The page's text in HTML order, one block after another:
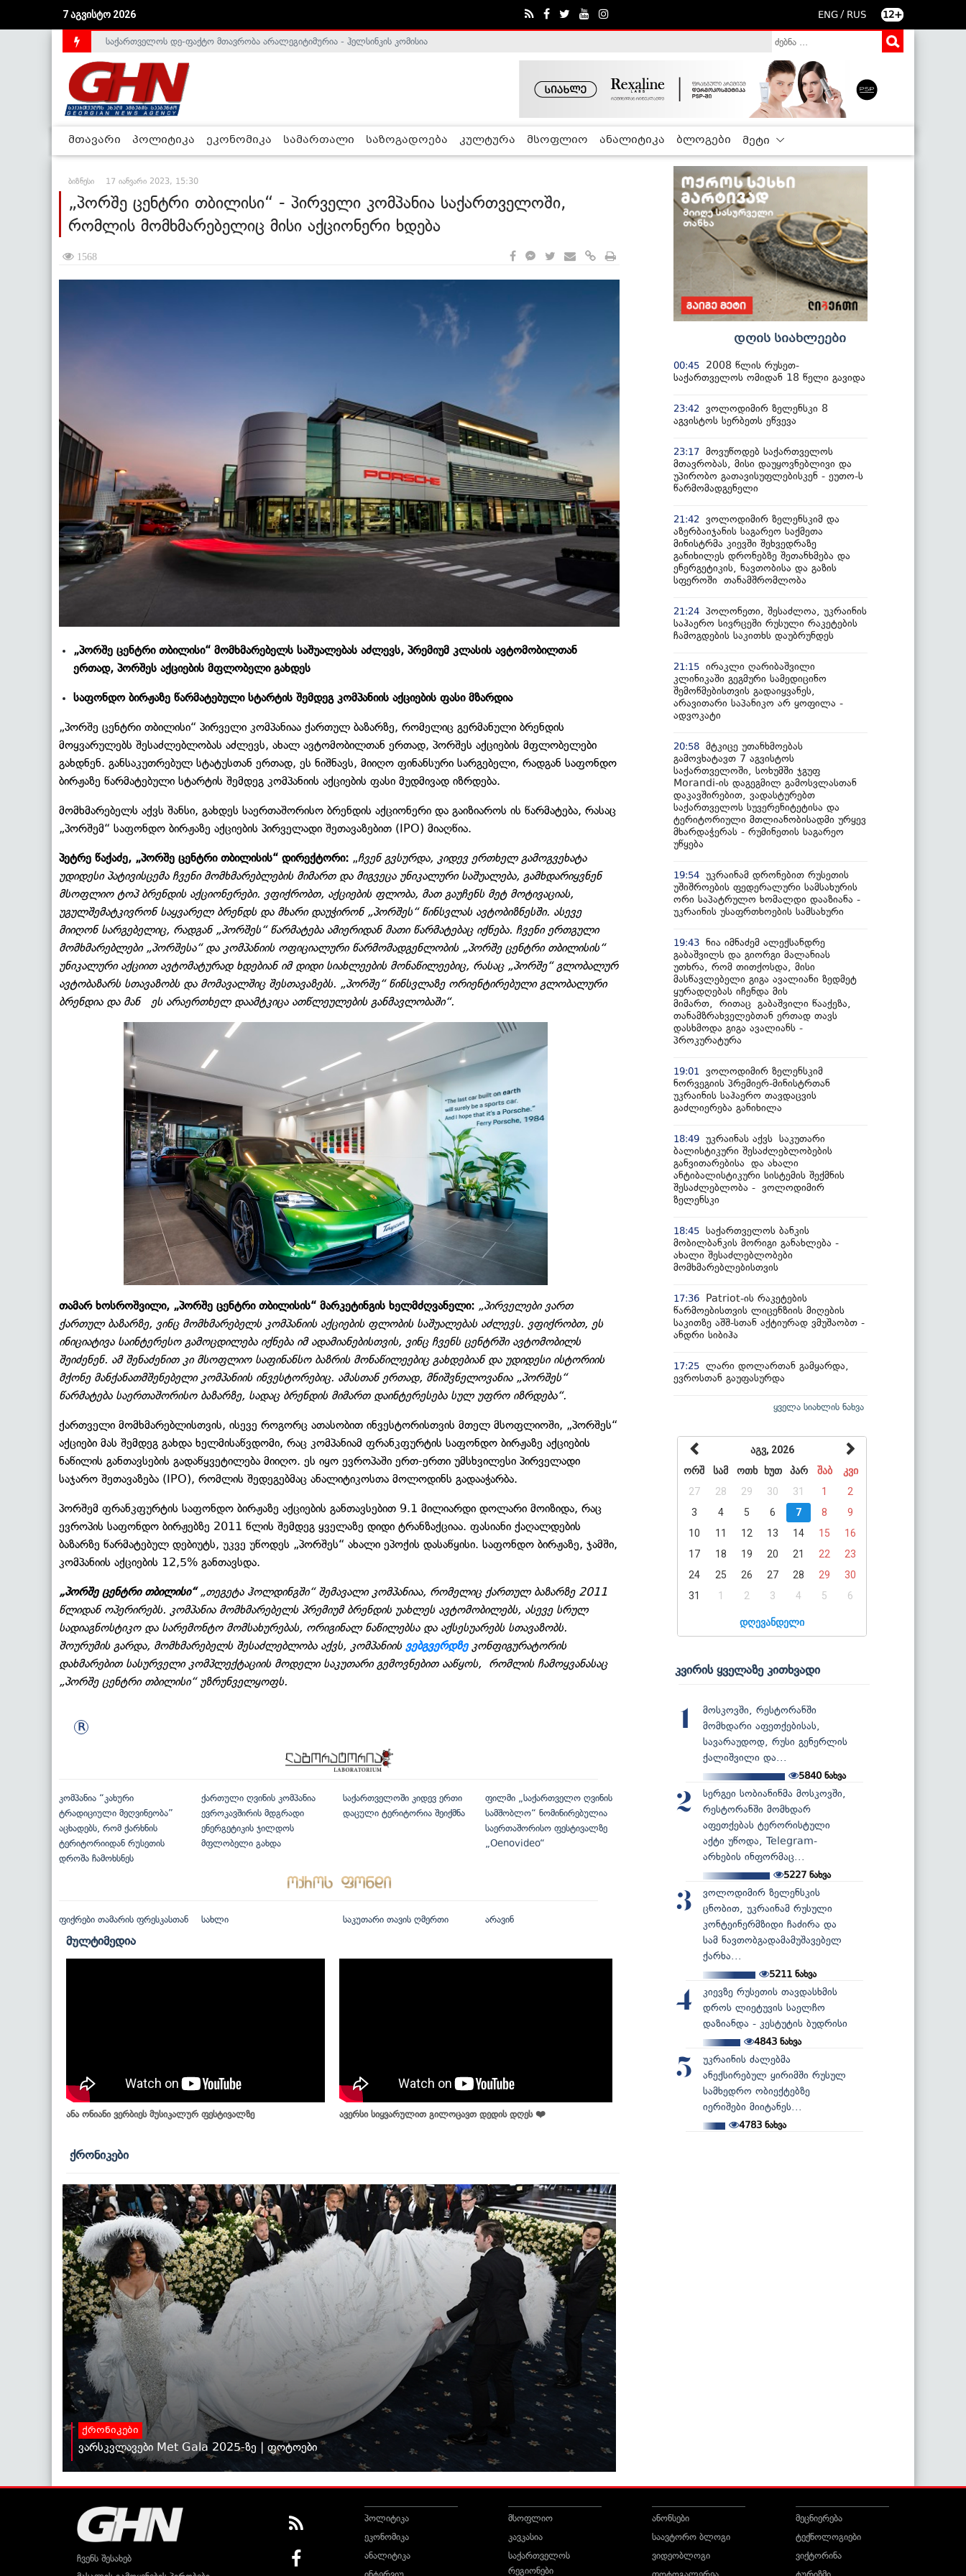
7 აგვისტო 2026 ENG / RUS 12+
ლიეტუვაში საქართველოს ელჩი, სალომე შაფაქიძე გადადგა
საქართველოს დე-ფაქტო მთავრობა არალეგიტიმურია - ჰელსინკის კომისია
მთავარი პოლიტიკა ეკონომიკა სამართალი საზოგადოება კულტურა მსოფლიო ანალიტიკა ბლოგები მეტი
ბიზნესი 17 იანვარი 2023, 15:30
„პორშე ცენტრი თბილისი“ - პირველი კომპანია საქართველოში,
რომლის მომხმარებელიც მისი აქციონერი ხდება
1568
„პორშე ცენტრი თბილისი“ მომხმარებელს საშუალებას აძლევს, პრემიუმ კლასის ავტომობილთან
ერთად, პორშეს აქციების მფლობელი გახდეს
საფონდო ბირჟაზე წარმატებული სტარტის შემდეგ კომპანიის აქციების ფასი მზარდია
„პორშე ცენტრი თბილისი“ პირველი კომპანიაა ქართულ ბაზარზე, რომელიც გერმანული ბრენდის
მოყვარულებს შესაძლებლობას აძლევს, ახალ ავტომობილთან ერთად, პორშეს აქციების მფლობელები
გახდნენ. განსაკუთრებულ სტატუსთან ერთად, ეს ნიშნავს, მიიღო ფინანსური სარგებელი, რადგან საფონდო
ბირჟაზე წარმატებული სტარტის შემდეგ კომპანიის აქციების ფასი მუდმივად იზრდება.
მომხმარებელს აქვს შანსი, გახდეს საერთაშორისო ბრენდის აქციონერი და გაიზიაროს ის წარმატება, რასაც
„პორშემ“ საფონდო ბირჟაზე აქციების პირველადი შეთავაზებით (IPO) მიაღწია.
პეტრე წაქაძე, „პორშე ცენტრი თბილისის“ დირექტორი: „ჩვენ გვსურდა, კიდევ ერთხელ გამოგვეხატა
უდიდესი პატივისცემა ჩვენი მომხმარებლების მიმართ და მიგვეცა უნიკალური საშუალება, გამხდარიყვნენ
მსოფლიო ტოპ ბრენდის აქციონერები. ვფიქრობთ, აქციების ფლობა, მათ გაუჩენს მეტ მოტივაციას,
უგულშემატკივრონ საყვარელ ბრენდს და მხარი დაუჭირონ „პორშეს“ წინსვლას ავტობიზნესში. ასევე
მიიღონ სარგებელიც, რადგან „პორშეს“ წარმატება ამიერიდან მათი წარმატებაც იქნება. ჩვენი ერთგული
მომხმარებლები „პორშესა“ და კომპანიის ოფიციალური წარმომადგენლობის „პორშე ცენტრი თბილისის“
უნიკალური აქციით ავტომატურად ხდებიან იმ დიდი სიახლეების მონაწილეებიც, რასაც „პორშე“ გლობალურ
ავტობაზარს სთავაზობს და მომავალშიც შესთავაზებს. „პორშე“ წინსვლაზე ორიენტირებული გლობალური
ბრენდია და მან ეს არაერთხელ დაამტკიცა ათწლეულების განმავლობაში“.
თამარ ხოსროშვილი, „პორშე ცენტრი თბილისის“ მარკეტინგის ხელმძღვანელი: „პირველები ვართ
ქართულ ბაზარზე, ვინც მომხმარებელს კომპანიის აქციების ფლობის საშუალებას აძლევს. ვფიქრობთ, ეს
ინიციატივა საინტერესო გამოცდილება იქნება იმ ადამიანებისთვის, ვინც ჩვენს ცენტრში ავტომობილს
შეიძენენ. ამ შენაძენით კი მსოფლიო საფინანსო ბაზრის მონაწილეებიც გახდებიან და უდიდესი ისტორიის
მქონე მანქანათმშენებელი კომპანიის ინვესტორებიც. ამასთან ერთად, მნიშვნელოვანია „პორშეს“
წარმატება საერთაშორისო ბაზარზე, სადაც ბრენდის მიმართ დაინტერესება სულ უფრო იზრდება“.
ქართველი მომხმარებლისთვის, ისევე როგორც ათასობით ინვესტორისთვის მთელ მსოფლიოში, „პორშეს“
აქციები მას შემდეგ გახდა ხელმისაწვდომი, რაც კომპანიამ ფრანკფურტის საფონდო ბირჟაზე აქციების
ნაწილის განთავსების გადაწყვეტილება მიიღო. ეს იყო ევროპაში ერთ-ერთი უმსხვილესი პირველადი
საჯარო შეთავაზება (IPO), რომლის შედეგებმაც ანალიტიკოსთა მოლოდინს გადააჭარბა.
პორშემ ფრანკფურტის საფონდო ბირჟაზე აქციების განთავსებით 9.1 მილიარდი დოლარი მოიზიდა, რაც
ევროპის საფონდო ბირჟებზე 2011 წლის შემდეგ ყველაზე დიდი ტრანზაქციაა. ფასიანი ქაღალდების
ბაზარზე წარმატებულ დებიუტს, უკვე უწოდეს „პორშეს“ ახალი ეპოქის დასაწყისი. საფონდო ბირჟაზე, ჯამში,
კომპანიის აქციების 12,5% განთავსდა.
„პორშე ცენტრი თბილისი“ „თეგეტა ჰოლდინგში“ შემავალი კომპანიაა, რომელიც ქართულ ბაზარზე 2011
წლიდან ოპერირებს. კომპანია მომხმარებელს პრემიუმ ბრენდის უახლეს ავტომობილებს, ასევე სრულ
სადიაგნოსტიკო და სარემონტო მომსახურებას, ორიგინალ ნაწილებსა და აქსესუარებს სთავაზობს.
შოურუმის გარდა, მომხმარებელს შესაძლებლობა აქვს, კომპანიის ვებგვერდზეკონფიგურატორის
დახმარებით სასურველი კომპლექტაციის მოდელი საკუთარი გემოვნებით ააწყოს, რომლის ჩამოყვანასაც
„პორშე ცენტრი თბილისი“ უზრუნველყოფს.
კომპანია “კახური
ტრადიციული მეღვინეობა”
აცხადებს, რომ ქარხნის
ტერიტორიიდან რუსეთის
დროშა ჩამოხსნეს
ქართული ღვინის კომპანია
ევროკავშირის მდგრადი
ენერგეტიკის ჯილდოს
მფლობელი გახდა
საქართველოში კიდევ ერთი
დაცული ტერიტორია შეიქმნა
ფილმი „საქართველო ღვინის
სამშობლო“ ნომინირებულია
საერთაშორისო ფესტივალზე
„Oenovideo“
ფიქრები თამარის ფრესკასთან სახლი საკუთარი თავის ღმერთი არავინ
მულტიმედია
ანა ონიანი ვერბიეს მუსიკალურ ფესტივალზე ავერსი სიყვარულით გილოცავთ დედის დღეს ❤️
ქრონიკები
ქრონიკები
ვარსკვლავები Met Gala 2025-ზე | ფოტოები
დღის სიახლეები
00:45
2008 წლის რუსეთ-
საქართველოს ომიდან 18 წელი გავიდა
23:42
ვოლოდიმირ ზელენსკი 8
აგვისტოს სერბეთს ეწვევა
23:17 მოვუწოდებ საქართველოს
მთავრობას, მისი დაუყოვნებლივი და
უპირობო გათავისუფლებისკენ - ეუთო-ს
წარმომადგენელი
21:42
ვოლოდიმირ ზელენსკიმ და
აზერბაიჯანის საგარეო საქმეთა
მინისტრმა კიევში შეხვედრაზე
განიხილეს დრონებზე შეთანხმება და
ენერგეტიკის, ნავთობისა და გაზის
სფეროში თანამშრომლობა
21:24 პოლონეთი, შესაძლოა, უკრაინის
საჰაერო სივრცეში რუსული რაკეტების
ჩამოგდების საკითხს დაუბრუნდეს
21:15 ირაკლი ღარიბაშვილი
კლინიკაში გეგმური სამედიცინო
შემოწმებისთვის გადაიყვანეს,
არავითარი საპანიკო არ ყოფილა -
ადვოკატი
20:58 მტკიცე უთანხმოებას
გამოვხატავთ 7 აგვისტოს
საქართველოში, სოხუმში ჯგუფ
Morandi-ის დაგეგმილ გამოსვლასთან
დაკავშირებით, ვადასტურებთ
საქართველოს სუვერენიტეტისა და
ტერიტორიული მთლიანობისადმი ურყევ
მხარდაჭერას - რუმინეთის საგარეო
უწყება
19:54 უკრაინამ დრონებით რუსეთის
უშიშროების ფედერალური სამსახურის
ორი საპატრულო ხომალდი დააზიანა -
უკრაინის უსაფრთხოების სამსახური
19:43 ნია იმნაძემ ალექსანდრე
გაბაშვილს და გიორგი მალანიას
უთხრა, რომ თითქოსდა, მისი
მასწავლებელი გიგა ავალიანი ზედმეტ
ყურადღებას იჩენდა მის
მიმართ, რითაც გაბაშვილი წააქეზა,
თანამზრახველებთან ერთად თავს
დასხმოდა გიგა ავალიანს -
პროკურატურა
19:01
ვოლოდიმირ ზელენსკიმ
ნორვეგიის პრემიერ-მინისტრთან
უკრაინის საჰაერო თავდაცვის
გაძლიერება განიხილა
18:49 უკრაინას აქვს საკუთარი
ბალისტიკური შესაძლებლობების
განვითარებისა და ახალი
ანტიბალისტიკური სისტემის შექმნის
შესაძლებლობა - ვოლოდიმირ
ზელენსკი
18:45 საქართველოს ბანკის
მობილბანკის მორიგი განახლება -
ახალი შესაძლებლობები
მომხმარებლებისთვის
17:36
Patriot-ის რაკეტების
წარმოებისთვის ლიცენზიის მიღების
საკითზე აშშ-სთან აქტიურად ვმუშაობთ -
ანდრი სიბიჰა
17:25 ლარი დოლართან გამყარდა,
ევროსთან გაუფასურდა
ყველა სიახლის ნახვა
აგვ, 2026
ორშ
სამ ოთხ ხუთ პარ შაბ
კვი
27
28 29 30 31 1
2
3
4 5 6 7 8
9
10
11 12 13 14 15
16
17
18 19 20 21 22
23
24
25 26 27 28 29
30
31
1 2 3 4 5 6
დღევანდელი
კვირის ყველაზე კითხვადი
1
მოსკოვში, რესტორანში
მომხდარი აფეთქებისას,
სავარაუდოდ, რუსი გენერლის
ქალიშვილი და...
5840ნახვა
2
სერგეი სობიანინმა მოსკოვში,
რესტორანში მომხდარ
აფეთქებას ტერორისტული
აქტი უწოდა, Telegram-
არხების ინფორმაც...
5227 ნახვა
3
ვოლოდიმირ ზელენსკის
ცნობით, უკრაინამ რუსული
კონტეინერმზიდი ჩაძირა და
სამ ნავთობგადამამუშავებელ
ქარხა...
5211ნახვა
4
კიევზე რუსეთის თავდასხმის
დროს ლიეტუვის საელჩო
დაზიანდა - კესტუტის ბუდრისი
4843ნახვა
5
უკრაინის ძალებმა
ანექსირებულ ყირიმში რუსულ
სამხედრო ობიექტებზე
იერიშები მიიტანეს...
4783 ნახვა
ჩვენს შესახებ
პოლიტიკა
ეკონომიკა
ანალიტიკა
მსოფლიო
კავკასია
საქართველოს
რეგიონები
ანონსები
საავტორო ბლოგი
ვიდეობლოგი
მეცნიერება
ტექნოლოგიები
ვიქტორინა